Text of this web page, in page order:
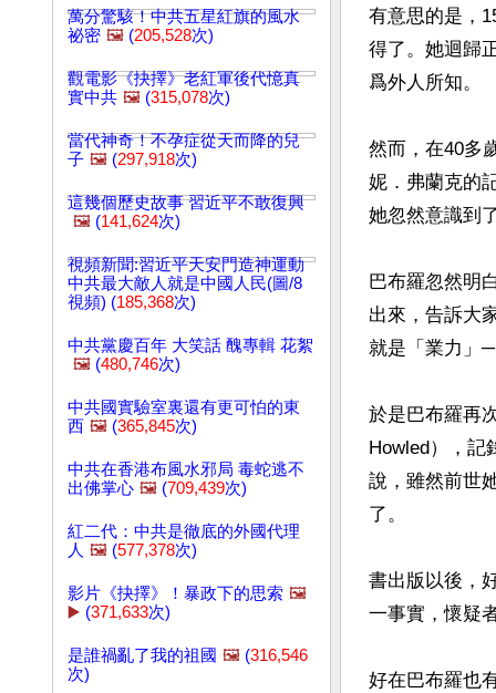
萬分驚駭！中共五星紅旗的風水
祕密 🖼️ (205,528次)
觀電影《抉擇》老紅軍後代憶真
實中共 🖼️ (315,078次)
當代神奇！不孕症從天而降的兒
子 🖼️ (297,918次)
這幾個歷史故事 習近平不敢復興
🖼️ (141,624次)
視頻新聞:習近平天安門造神運動
中共最大敵人就是中國人民(圖/8
視頻) (185,368次)
中共黨慶百年 大笑話 醜專輯 花絮
🖼️ (480,746次)
中共國實驗室裏還有更可怕的東
西 🖼️ (365,845次)
中共在香港布風水邪局 毒蛇逃不
出佛掌心 🖼️ (709,439次)
紅二代：中共是徹底的外國代理
人 🖼️ (577,378次)
影片《抉擇》！暴政下的思索 🖼️
▶️ (371,633次)
是誰禍亂了我的祖國 🖼️ (316,546
次)
有意思的是，
得了。她迴歸
爲外人所知。
然而，在40多
妮．弗蘭克的
她忽然意識到
巴布羅忽然明
出來，告訴大
就是「業力」
於是巴布羅再
Howled），記
說，雖然前世
了。
書出版以後，
一事實，懷疑
好在巴布羅也